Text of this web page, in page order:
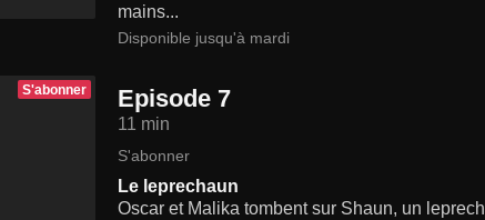
mains...
Disponible jusqu'à mardi
S'abonner Episode 7
11 min
S'abonner
Le leprechaun
Oscar et Malika tombent sur Shaun, un